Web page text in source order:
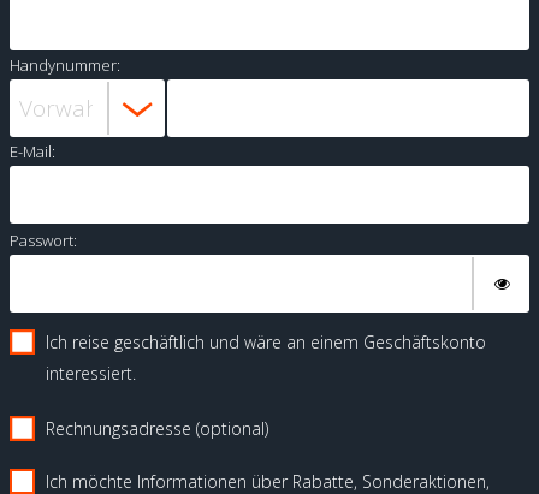
Handynummer:
E-Mail:
Passwort:
Ich reise geschäftlich und wäre an einem Geschäftskonto
interessiert.
Rechnungsadresse (optional)
Ich möchte Informationen über Rabatte, Sonderaktionen,